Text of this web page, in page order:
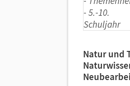
Natur und